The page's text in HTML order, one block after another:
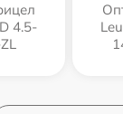
4.5-